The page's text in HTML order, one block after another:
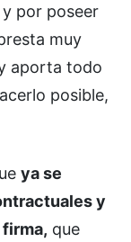
por poseer
muy
aporta todo
posible,
ya se
y
que